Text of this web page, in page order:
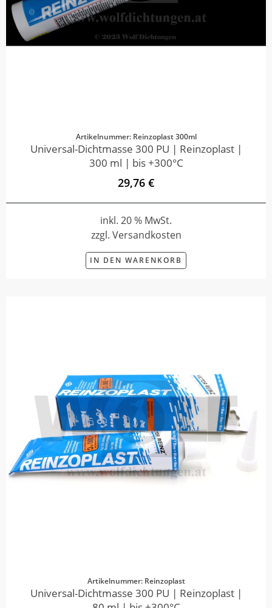
Artikelnummer: Reinzoplast 300ml
Universal-Dichtmasse 300 PU | Reinzoplast |
300 ml | bis +300°C
29,76 €
inkl. 20 % MwSt.
zzgl. Versandkosten
IN DEN WARENKORB
Artikelnummer: Reinzoplast
Universal-Dichtmasse 300 PU | Reinzoplast |